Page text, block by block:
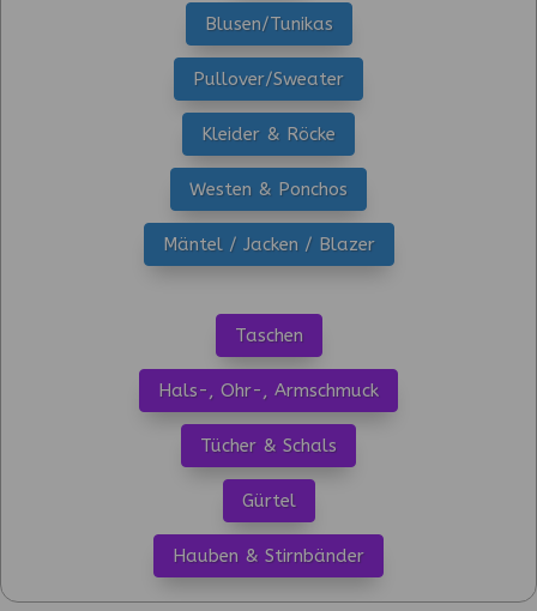
Blusen/Tunikas
Pullover/Sweater
Kleider & Röcke
Westen & Ponchos
Mäntel / Jacken / Blazer
Taschen
Hals-, Ohr-, Armschmuck
Tücher & Schals
Gürtel
Hauben & Stirnbänder